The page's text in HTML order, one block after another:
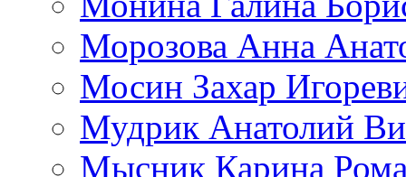
Морозова Анна
Мосин Захар
Мудрик Анатолий
Мысник Карина